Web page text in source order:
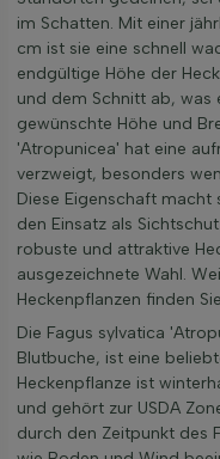
im Schatten. Mit einer
cm ist sie eine schnell
endgültige Höhe der
und dem Schnitt ab, was
gewünschte Höhe und
'Atropunicea' hat eine
verzweigt, besonders
Diese Eigenschaft macht
den Einsatz als
robuste und attraktive
ausgezeichnete Wahl.
Heckenpflanzen finden
Die Fagus sylvatica
Blutbuche, ist eine
Heckenpflanze ist
und gehört zur USDA
durch den Zeitpunkt des